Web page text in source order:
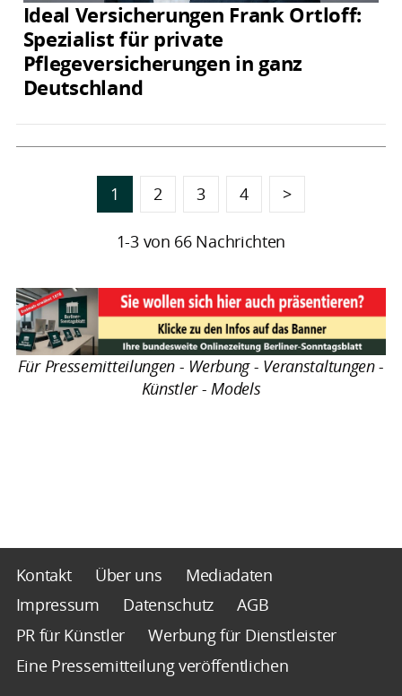
Ideal Versicherungen Frank Ortloff:
Spezialist für private
Pflegeversicherungen in ganz
Deutschland
1 2 3 4 >
1-3 von 66 Nachrichten
Für Pressemitteilungen - Werbung - Veranstaltungen -
Künstler - Models
Kontakt Über uns
Mediadaten
Impressum
Datenschutz
AGB
PR für Künstler
Werbung für Dienstleister
Eine Pressemitteilung veröffentlichen